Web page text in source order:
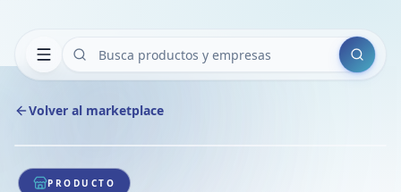
Buscar
Volver al marketplace
1/1
PRODUCTO